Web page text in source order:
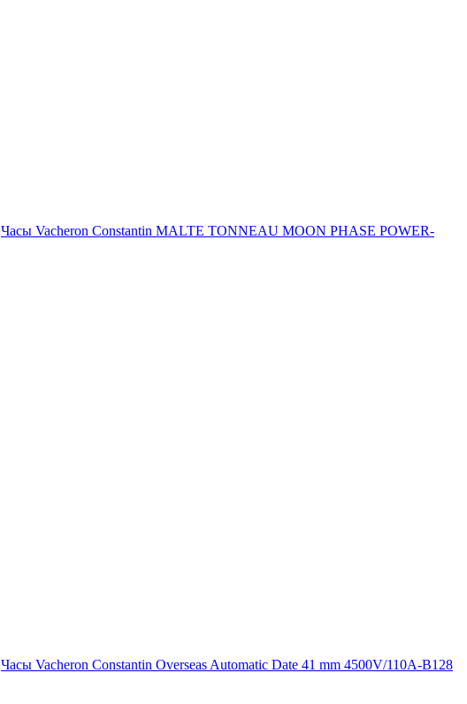
Часы Vacheron Constantin MALTE TONNEAU MOON PHASE POWER-
Часы Vacheron Constantin Overseas Automatic Date 41 mm 4500V/110A-B128